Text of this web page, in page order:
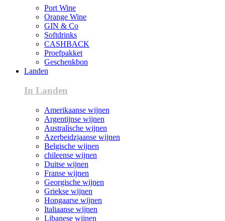
Port Wine
Orange Wine
GIN & Co
Softdrinks
CASHBACK
Proefpakket
Geschenkbon
Landen
In Landen
Amerikaanse wijnen
Argentijnse wijnen
Australische wijnen
Azerbeidzjaanse wijnen
Belgische wijnen
chileense wijnen
Duitse wijnen
Franse wijnen
Georgische wijnen
Griekse wijnen
Hongaarse wijnen
Italiaanse wijnen
Libanese wijnen